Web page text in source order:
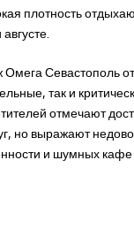
плотность
Омега Севастополь
так и
отмечают
но выражают
и шумных кафе